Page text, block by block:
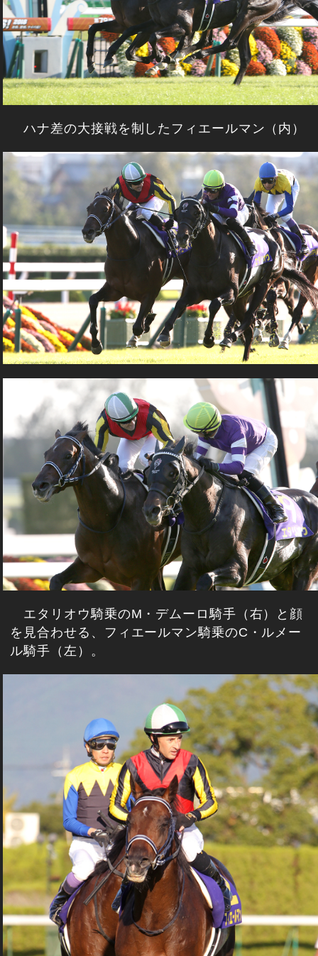
ハナ差の大接戦を制したフィエールマン（内）
エタリオウ騎乗のM・デムーロ騎手（右）と顔
を見合わせる、フィエールマン騎乗のC・ルメー
ル騎手（左）。